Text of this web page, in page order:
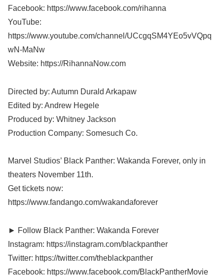
Facebook: https://www.facebook.com/rihanna
YouTube:
https://www.youtube.com/channel/UCcgqSM4YEo5vVQpq
wN-MaNw
Website: https://RihannaNow.com
Directed by: Autumn Durald Arkapaw
Edited by: Andrew Hegele
Produced by: Whitney Jackson
Production Company: Somesuch Co.
Marvel Studios’ Black Panther: Wakanda Forever, only in
theaters November 11th.
Get tickets now:
https://www.fandango.com/wakandaforever
► Follow Black Panther: Wakanda Forever
Instagram: https://instagram.com/blackpanther
Twitter: https://twitter.com/theblackpanther
Facebook: https://www.facebook.com/BlackPantherMovie